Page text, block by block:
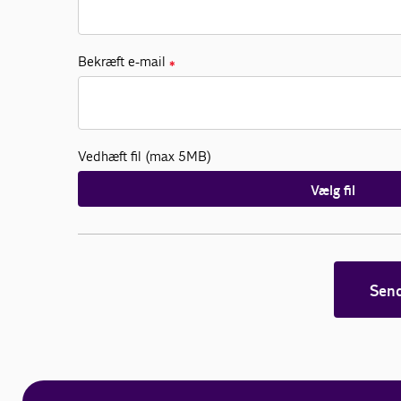
Bekræft e-mail ✱
Vedhæft fil (max 5MB)
Vælg fil
Send